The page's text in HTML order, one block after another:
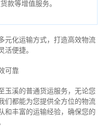
款等增值服务。
元化运输方式，打造高效物流
活便捷。
可靠
玉溪的普通货运服务，无论您
们都能为您提供全方位的物流
和丰富的运输经验，确保您的